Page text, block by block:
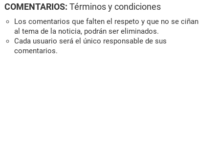
COMENTARIOS: Términos y condiciones
Los comentarios que falten el respeto y que no se ciñan
al tema de la noticia, podrán ser eliminados.
Cada usuario será el único responsable de sus
comentarios.